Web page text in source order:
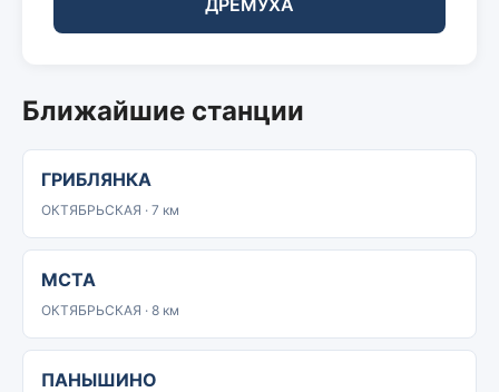
ДРЕМУХА
Ближайшие станции
ГРИБЛЯНКА
ОКТЯБРЬСКАЯ · 7 км
МСТА
ОКТЯБРЬСКАЯ · 8 км
ПАНЫШИНО